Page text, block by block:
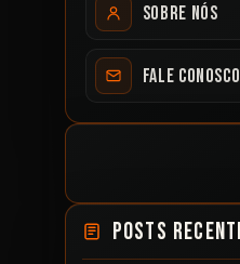
Sobre nós
Fale conosco